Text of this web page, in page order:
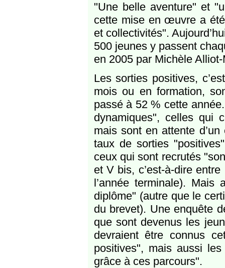
"Une belle aventure" et
cette mise en œuvre a
et collectivités".
500 jeunes y passent
en 2005 par Michèle
Les sorties positives,
mois ou en formation,
passé à 52 % cette
dynamiques", celles qui
mais sont en attente
taux de sorties
ceux qui sont recrutés
et V bis, c’est-à-dire
l’année terminale). Mais
diplôme" (autre que le
du brevet). Une enquête
que sont devenus les
devraient être connus
positives", mais aussi
grâce à ces parcours".